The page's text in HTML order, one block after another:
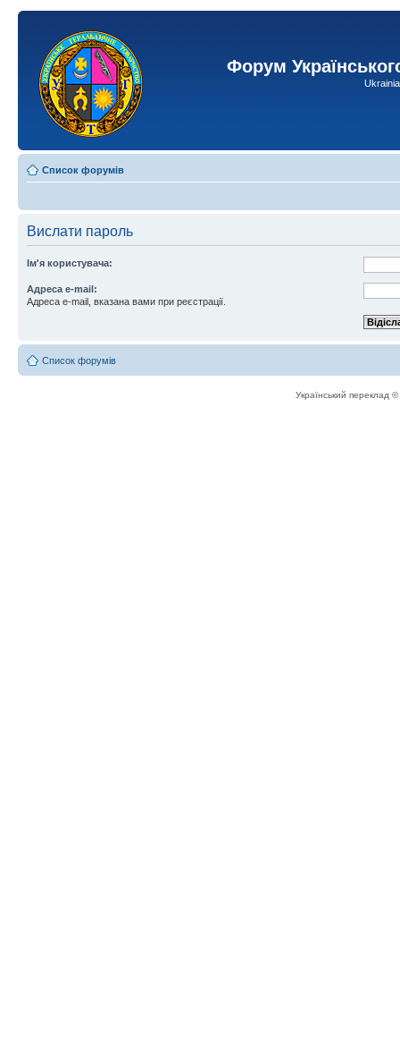
Форум
Список форумів
Вислати пароль
Ім'я користувача:
Адреса e-mail:
Адреса e-mail, вказана вами при реєстрації.
Список форумів
Український переклад